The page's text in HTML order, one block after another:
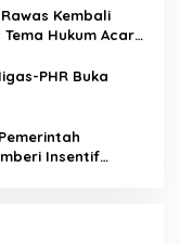
Kembali
Hukum Acara
PHR Buka
Insentif